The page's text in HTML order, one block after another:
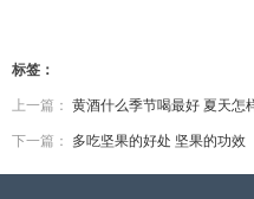
标签：
上一篇： 黄酒什么季节喝最好 夏天怎
下一篇： 多吃坚果的好处 坚果的功效